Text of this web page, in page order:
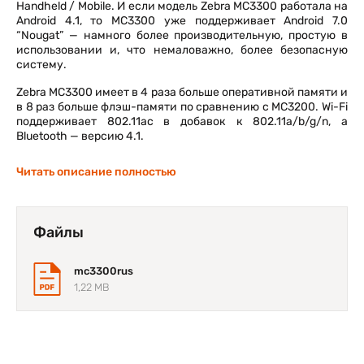
Handheld / Mobile. И если модель Zebra MC3300 работала на
Android 4.1, то MC3300 уже поддерживает Android 7.0
“Nougat” — намного более производительную, простую в
использовании и, что немаловажно, более безопасную
систему.
Zebra MC3300 имеет в 4 раза больше оперативной памяти и
в 8 раз больше флэш-памяти по сравнению с MC3200. Wi-Fi
поддерживает 802.11ac в добавок к 802.11a/b/g/n, а
Bluetooth — версию 4.1.
MC3200 оснащался маленьким 3” экраном с разрешением
пикселей.
С увеличением экрана немного изменился форм-фактор
немного толще (1,35” против 1”). Большинство
периферийных устройств, работавших с MC3200, будут
работать и с MC3300.
Читать описание полностью
Файлы
mc3300rus
1,22 MB